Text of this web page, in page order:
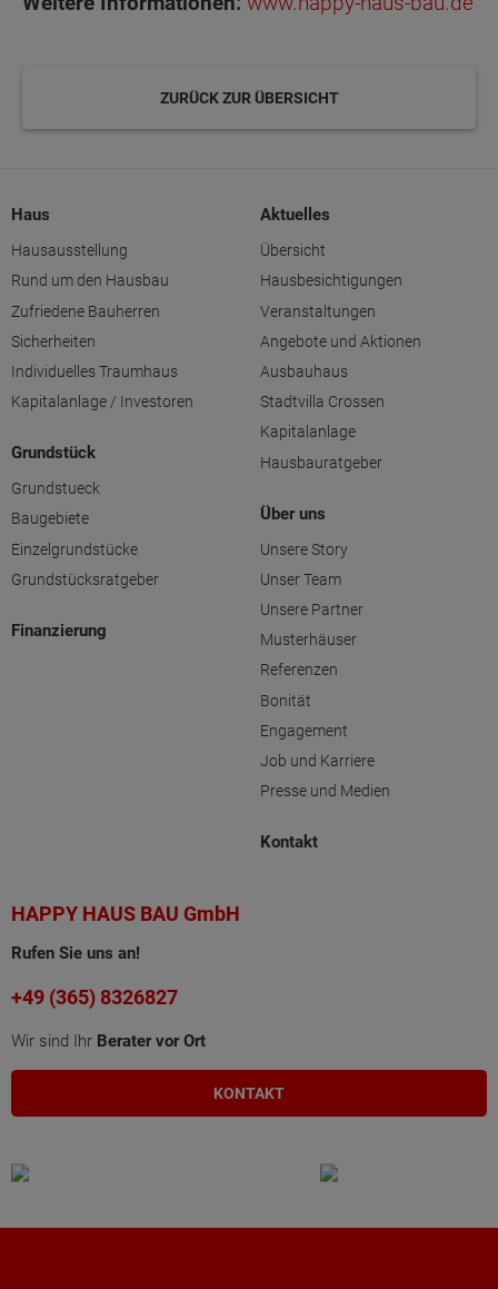
ZURÜCK ZUR ÜBERSICHT
Haus
Hausausstellung
Rund um den Hausbau
Zufriedene Bauherren
Sicherheiten
Individuelles Traumhaus
Kapitalanlage / Investoren
Grundstück
Grundstueck
Baugebiete
Einzelgrundstücke
Grundstücksratgeber
Finanzierung
Aktuelles
Übersicht
Hausbesichtigungen
Veranstaltungen
Angebote und Aktionen
Ausbauhaus
Stadtvilla Crossen
Kapitalanlage
Hausbauratgeber
Über uns
Unsere Story
Unser Team
Unsere Partner
Musterhäuser
Referenzen
Bonität
Engagement
Job und Karriere
Presse und Medien
Kontakt
HAPPY HAUS BAU GmbH
Rufen Sie uns an!
+49 (365) 8326827
Wir sind Ihr Berater vor Ort
KONTAKT